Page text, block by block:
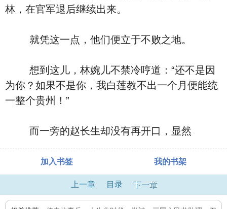
林，在官军退后继续出来。
就凭这一点，他们便立于不败之地。
想到这儿，林婉儿不禁冷哼道：“还不是因
为你？如果不是你，我白莲教不出一个月便能统
一整个贵州！”
而一旁的赵长生却没有再开口，显然
加入书签 我的书架
上一章 目录 下一章